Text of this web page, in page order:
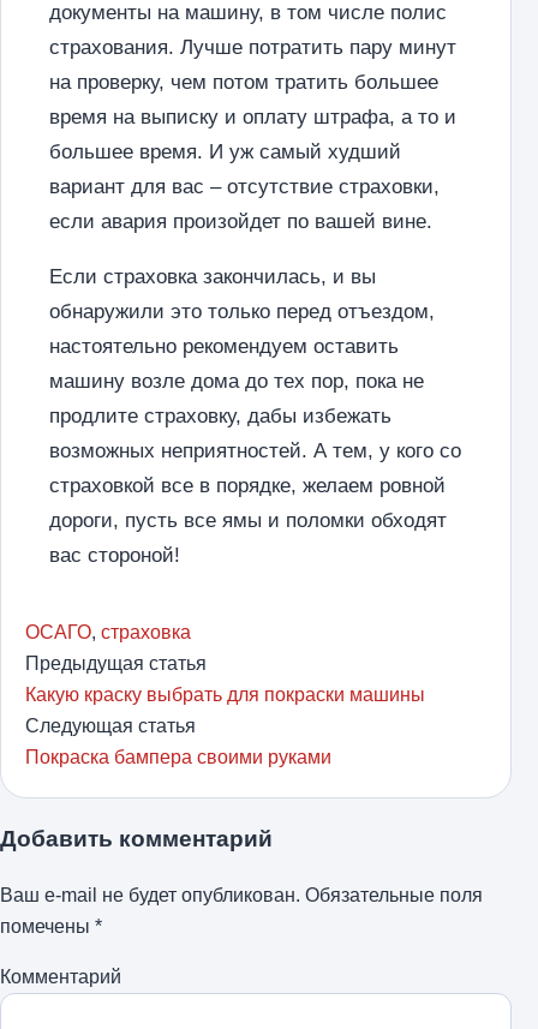
документы на машину, в том числе полис
страхования. Лучше потратить пару минут
на проверку, чем потом тратить большее
время на выписку и оплату штрафа, а то и
большее время. И уж самый худший
вариант для вас – отсутствие страховки,
если авария произойдет по вашей вине.
Если страховка закончилась, и вы
обнаружили это только перед отъездом,
настоятельно рекомендуем оставить
машину возле дома до тех пор, пока не
продлите страховку, дабы избежать
возможных неприятностей. А тем, у кого со
страховкой все в порядке, желаем ровной
дороги, пусть все ямы и поломки обходят
вас стороной!
ОСАГО, страховка
Предыдущая статья
Какую краску выбрать для покраски машины
Следующая статья
Покраска бампера своими руками
Добавить комментарий
Ваш e-mail не будет опубликован. Обязательные поля
помечены *
Комментарий